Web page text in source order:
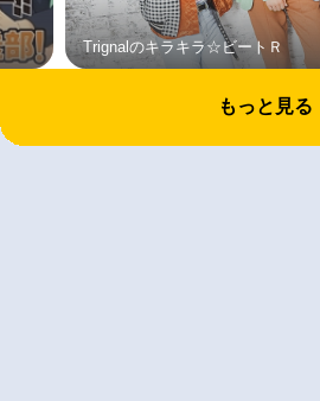
Trignalのキラキラ☆ビートＲ
もっと見る